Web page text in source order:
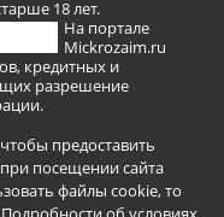
18 лет.
На портале
Mickrozaim.ru
кредитных и
разрешение
предоставить
посещении сайта
файлы cookie, то